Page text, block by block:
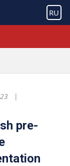
RU
pre-